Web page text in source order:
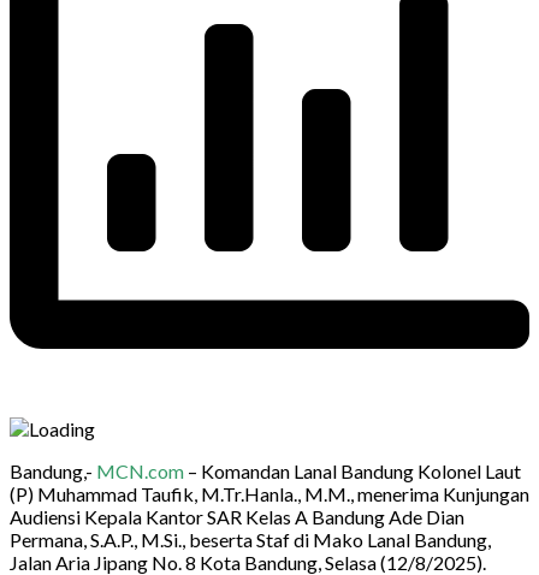
Bandung,- MCN.com – Komandan Lanal Bandung Kolonel Laut
(P) Muhammad Taufik, M.Tr.Hanla., M.M., menerima Kunjungan
Audiensi Kepala Kantor SAR Kelas A Bandung Ade Dian
Permana, S.A.P., M.Si., beserta Staf di Mako Lanal Bandung,
Jalan Aria Jipang No. 8 Kota Bandung, Selasa (12/8/2025).